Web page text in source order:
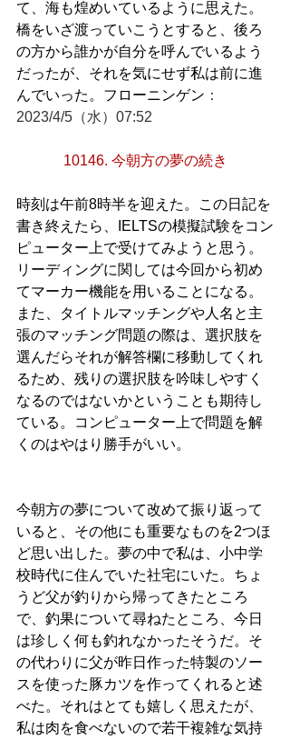
て、海も煌めいているように思えた。
橋をいざ渡っていこうとすると、後ろ
の方から誰かが自分を呼んでいるよう
だったが、それを気にせず私は前に進
んでいった。フローニンゲン ：
2023/4/5（水）07:52
10146. 今朝方の夢の続き
時刻は午前8時半を迎えた。この日記を
書き終えたら、IELTSの模擬試験をコン
ピューター上で受けてみようと思う。
リーディングに関しては今回から初め
てマーカー機能を用いることになる。
また、タイトルマッチングや人名と主
張のマッチング問題の際は、選択肢を
選んだらそれが解答欄に移動してくれ
るため、残りの選択肢を吟味しやすく
なるのではないかということも期待し
ている。コンピューター上で問題を解
くのはやはり勝手がいい。
今朝方の夢について改めて振り返って
いると、その他にも重要なものを2つほ
ど思い出した。夢の中で私は、小中学
校時代に住んでいた社宅にいた。ちょ
うど父が釣りから帰ってきたところ
で、釣果について尋ねたところ、今日
は珍しく何も釣れなかったそうだ。そ
の代わりに父が昨日作った特製のソー
スを使った豚カツを作ってくれると述
べた。それはとても嬉しく思えたが、
私は肉を食べないので若干複雑な気持